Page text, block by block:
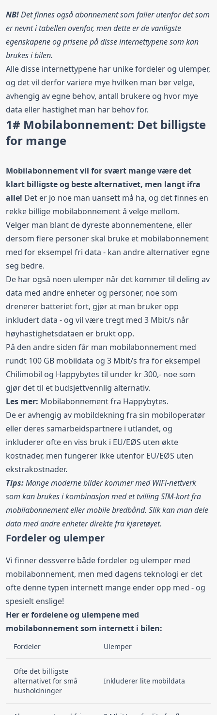
NB!Det finnes også abonnement som faller utenfor det som
er nevnt i tabellen ovenfor, men dette er de vanligste
egenskapene og prisene på disse internettypene som kan
brukes i bilen.
Alle disse internettypene har unike fordeler og ulemper,
og det vil derfor variere mye hvilken man bør velge,
avhengig av egne behov, antall brukere og hvor mye
data eller hastighet man har behov for.
1# Mobilabonnement: Det billigste
for mange
Mobilabonnement vil for svært mange være det
klart billigste og beste alternativet, men langt ifra
alle! Det er jo noe man uansett må ha, og det finnes en
rekke billige mobilabonnement å velge mellom.
Velger man blant de dyreste abonnementene, eller
dersom flere personer skal bruke et mobilabonnement
med for eksempel fri data - kan andre alternativer egne
seg bedre.
De har også noen ulemper når det kommer til deling av
data med andre enheter og personer, noe som
drenerer batteriet fort, gjør at man bruker opp
inkludert data - og vil være tregt med 3 Mbit/s når
høyhastighetsdataen er brukt opp.
På den andre siden får man mobilabonnement med
rundt 100 GB mobildata og 3 Mbit/s fra for eksempel
Chilimobil og Happybytes til under kr 300,- noe som
gjør det til et budsjettvennlig alternativ.
Les mer: Mobilabonnement fra Happybytes.
De er avhengig av mobildekning fra sin mobiloperatør
eller deres samarbeidspartnere i utlandet, og
inkluderer ofte en viss bruk i EU/EØS uten økte
kostnader, men fungerer ikke utenfor EU/EØS uten
ekstrakostnader.
Tips:Mange moderne bilder kommer med WiFi-nettverk
som kan brukes i kombinasjon med et tvilling SIM-kort fra
mobilabonnement eller mobile bredbånd. Slik kan man dele
data med andre enheter direkte fra kjøretøyet.
Fordeler og ulemper
Vi finner dessverre både fordeler og ulemper med
mobilabonnement, men med dagens teknologi er det
ofte denne typen internett mange ender opp med - og
spesielt enslige!
Her er fordelene og ulempene med
mobilabonnement som internett i bilen:
Fordeler Ulemper
Ofte det billigste
alternativet for små
husholdninger
Inkluderer lite mobildata